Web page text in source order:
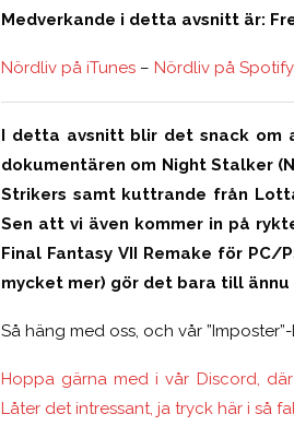
Medverkande i detta avsnitt är:
Nördliv på iTunes – Nördliv på Spotify
I detta avsnitt blir det snack om
dokumentären om Night Stalker
Strikers samt kuttrande från
Sen att vi även kommer in på
Final Fantasy VII Remake för
mycket mer) gör det bara till
Så häng med oss, och vår
Hoppa gärna med i vår Discord,
Låter det intressant, ja tryck här i så